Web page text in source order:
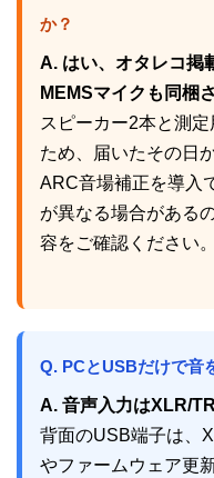
か？
A. はい、オタレコ掲
MEMSマイクも同梱
スピーカー2本と測
ため、届いたその日
ARC音場補正を導入
が異なる場合がある
容をご確認ください。
Q. PCとUSBだけで音
A. 音声入力はXLR/
背面のUSB端子は、
やファームウェア更